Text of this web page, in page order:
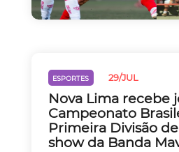
ESPORTES 29/JUL
Nova Lima recebe
Campeonato
Primeira Divisão
show da Banda